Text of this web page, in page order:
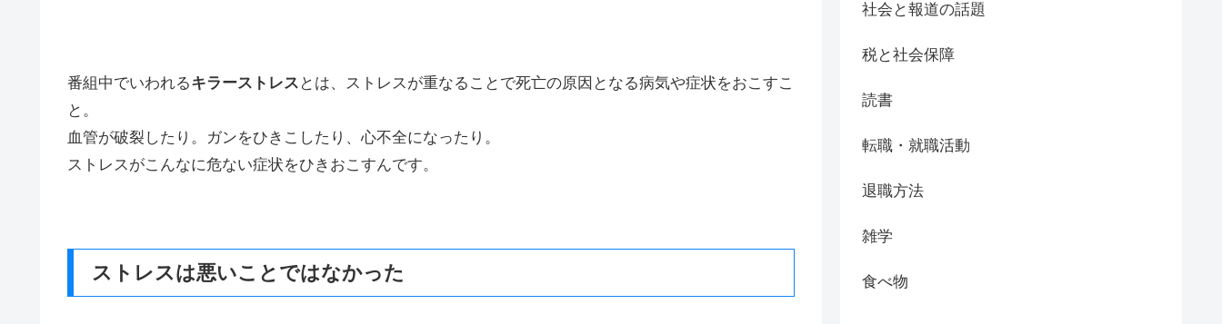
番組中でいわれるキラーストレス とは、ストレスが重なることで死亡の原因となる病気や症状をおこすこ
と。
血管が破裂したり。ガンをひきこしたり、心不全になったり。
ストレスがこんなに危ない症状をひきおこすんです。
ストレスは悪いことではなかった
社会と報道の話題
税と社会保障
読書
転職・就職活動
退職方法
雑学
食べ物